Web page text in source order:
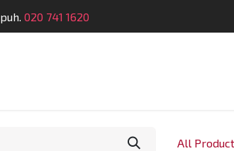
puh. 020 741 1620
All